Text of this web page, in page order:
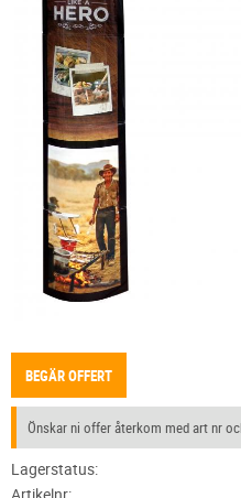
BEGÄR OFFERT
Önskar ni offer återkom med art nr
Lagerstatus